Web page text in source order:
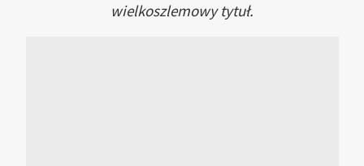
wielkoszlemowy tytuł.